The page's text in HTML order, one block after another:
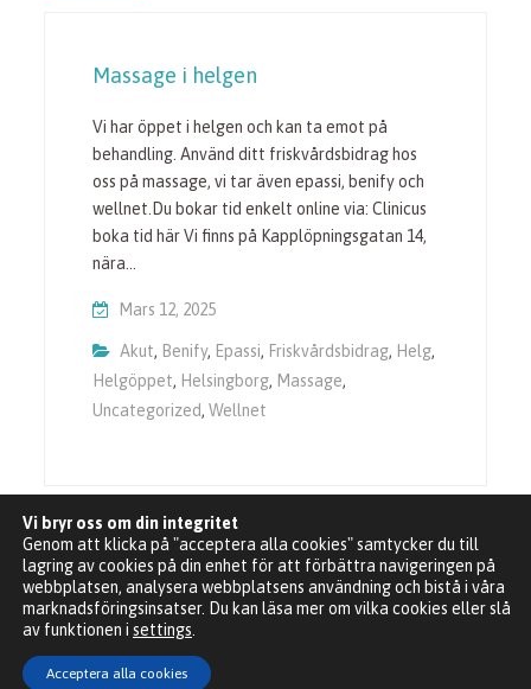
Massage i helgen
Vi har öppet i helgen och kan ta emot på
behandling. Använd ditt friskvårdsbidrag hos
oss på massage, vi tar även epassi, benify och
wellnet.Du bokar tid enkelt online via: Clinicus
boka tid här Vi finns på Kapplöpningsgatan 14,
nära…
Mars 12, 2025
Akut, Benify, Epassi, Friskvårdsbidrag, Helg,
Helgöppet, Helsingborg, Massage,
Uncategorized,Wellnet
Clinicus Ryggcenter Kapplöpningsgatan 14, 252 30
Helsingborg. 2021 Copyright © All rights reserved.
Medical Way by
Vi bryr oss om din integritet
Genom att klicka på "acceptera alla cookies" samtycker du till
lagring av cookies på din enhet för att förbättra navigeringen på
webbplatsen, analysera webbplatsens användning och bistå i våra
marknadsföringsinsatser. Du kan läsa mer om vilka cookies eller slå
av funktionen i settings
Acceptera alla cookies